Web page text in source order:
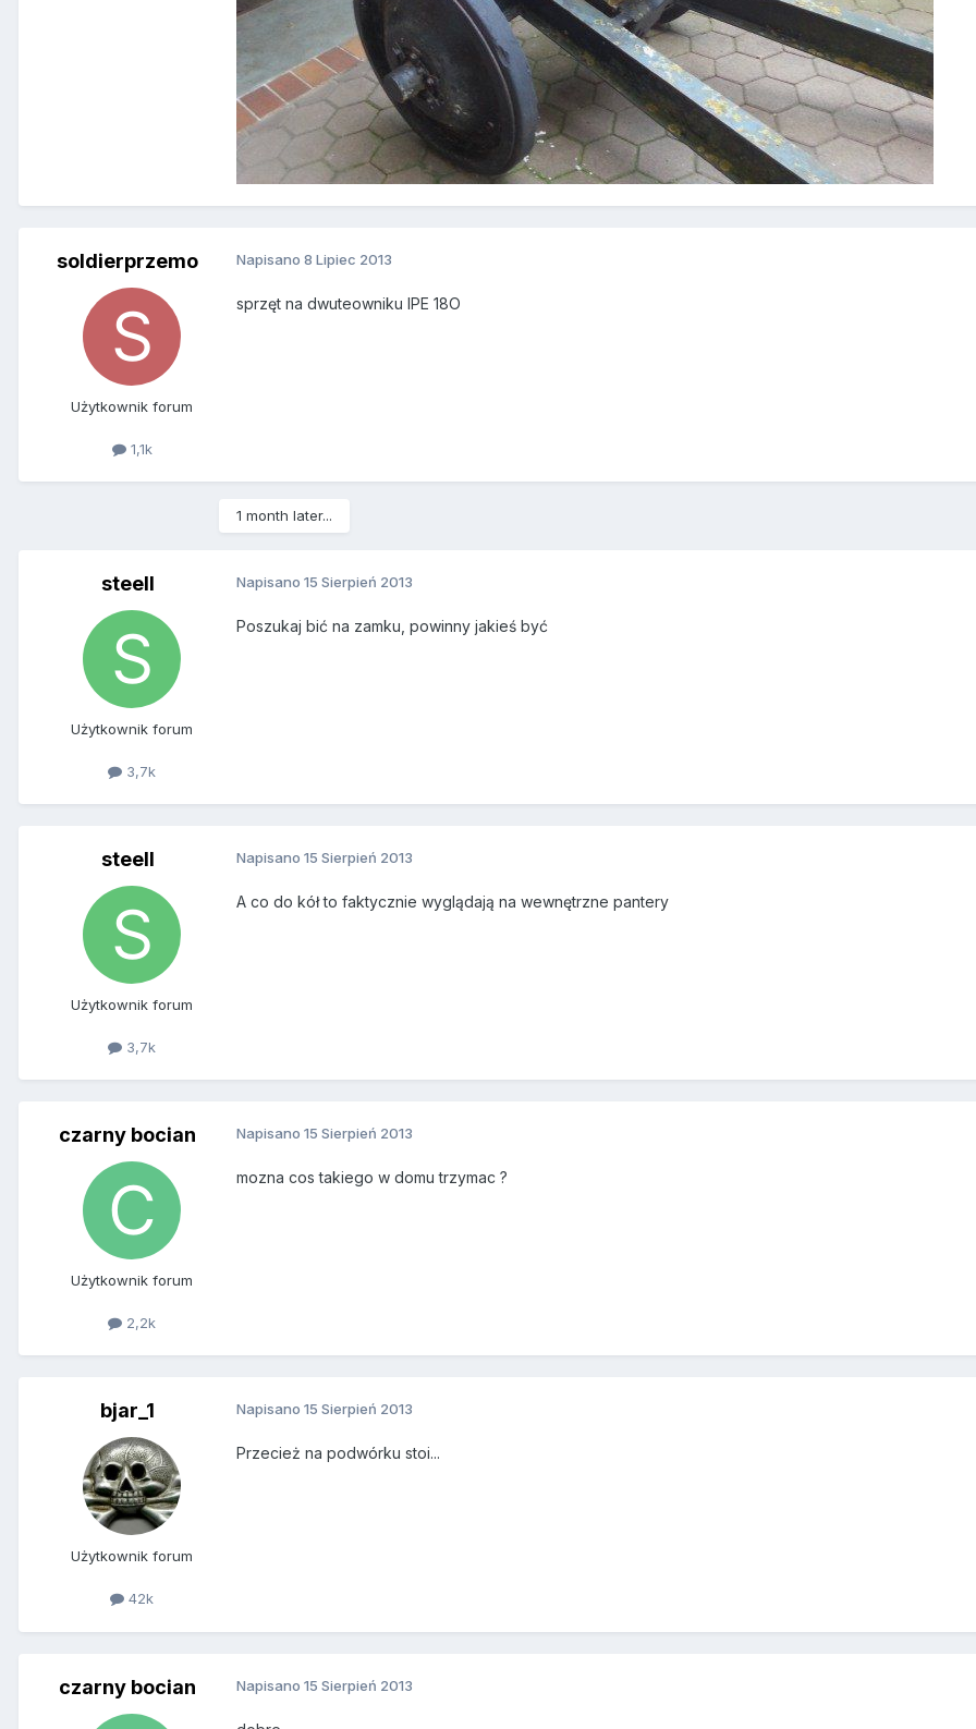
soldierprzemo
Użytkownik forum
1,1k
Napisano 8 Lipiec 2013
sprzęt na dwuteowniku IPE 18O
1 month later...
steell
Użytkownik forum
3,7k
Napisano 15 Sierpień 2013
Poszukaj bić na zamku, powinny jakieś być
steell
Użytkownik forum
3,7k
Napisano 15 Sierpień 2013
A co do kół to faktycznie wyglądają na wewnętrzne pantery
czarny bocian
Użytkownik forum
2,2k
Napisano 15 Sierpień 2013
mozna cos takiego w domu trzymac ?
bjar_1
Użytkownik forum
42k
Napisano 15 Sierpień 2013
Przecież na podwórku stoi...
czarny bocian Napisano 15 Sierpień 2013